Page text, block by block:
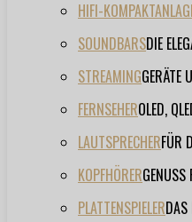
HIFI-
SOUNDBARSDIE
STREAMINGGERÄTE
FERNSEHEROLED,
LAUTSPRECHERFÜR
KOPFHÖRERGENUSS
PLATTENSPIELERDAS